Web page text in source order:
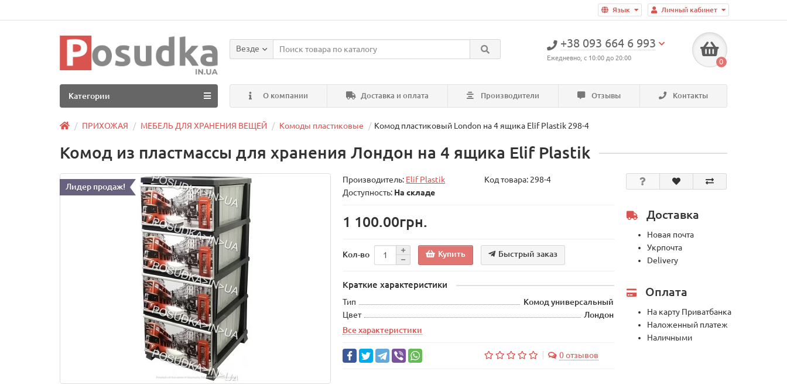
Личный кабинет
Язык
+38 093 664 6 993
Ежедневно, с 10:00 до 20:00 0
Везде
О компании Доставка и оплата Производители Отзывы Контакты
Категории
ПРИХОЖАЯ МЕБЕЛЬ ДЛЯ ХРАНЕНИЯ ВЕЩЕЙ Комоды пластиковые Комод пластиковый London на 4 ящика Elif Plastik 298-4
Комод из пластмассы для хранения Лондон на 4 ящика Elif Plastik
Лидер продаж!
Производитель: Elif Plastik Код товара: 298-4
Доступность: На складе
1 100.00грн.
Кол-во Купить Быстрый заказ
Краткие характеристики
Тип
Комод универсальный
Цвет
Лондон
Все характеристики
0 отзывов
Доставка
Новая почта
Укрпочта
Delivery
Оплата
На карту Приватбанка
Наложенный платеж
Наличными